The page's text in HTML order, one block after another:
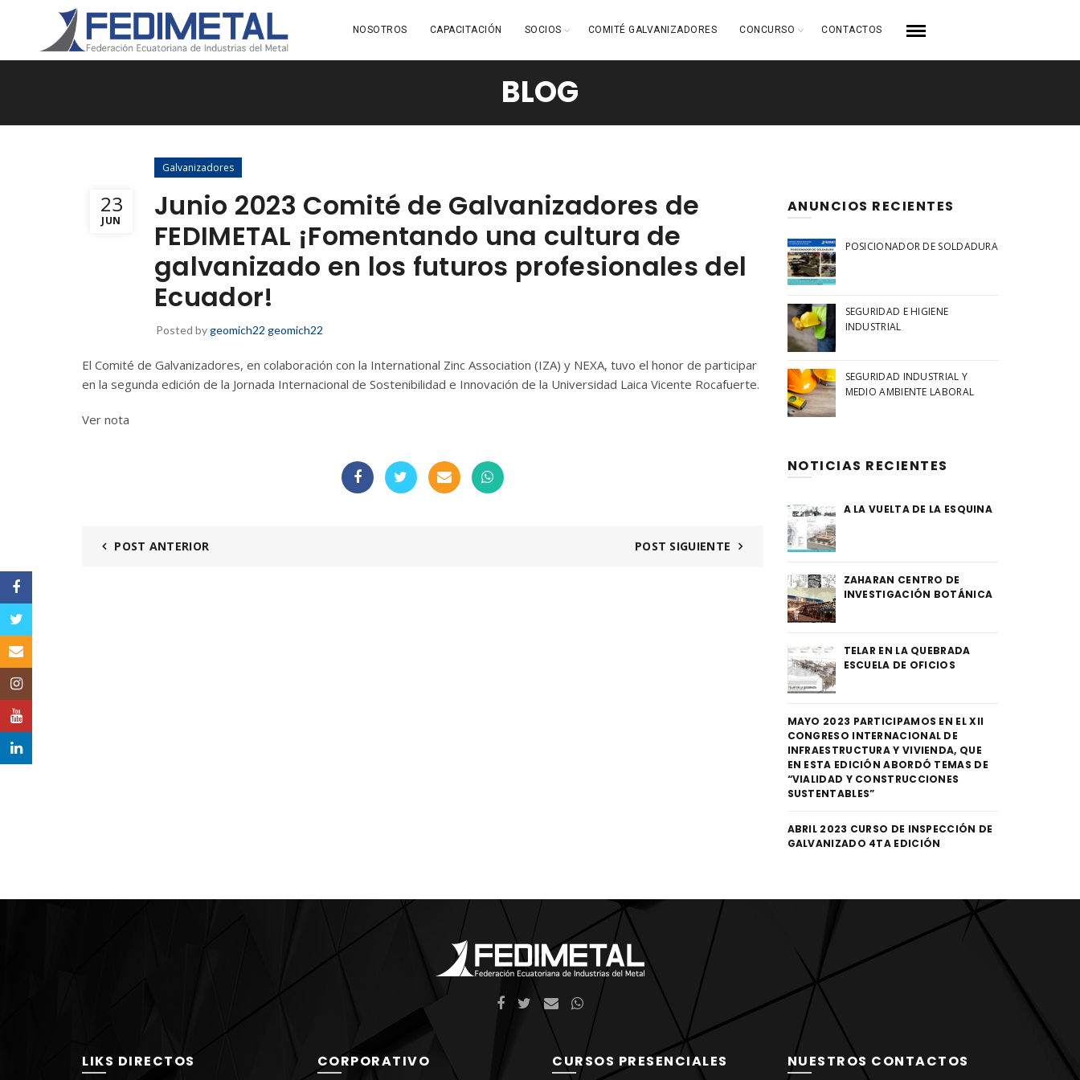
NOSOTROS CAPACITACIÓN SOCIOS COMITÉ GALVANIZADORES CONCURSO CONTACTOS
BLOG
23
JUN
Galvanizadores
Junio 2023 Comité de Galvanizadores de
FEDIMETAL ¡Fomentando una cultura de
galvanizado en los futuros profesionales del
Ecuador!
Posted bygeomich22 geomich22
El Comité de Galvanizadores, en colaboración con la International Zinc Association (IZA) y NEXA, tuvo el honor de participar
en la segunda edición de la Jornada Internacional de Sostenibilidad e Innovación de la Universidad Laica Vicente Rocafuerte.
Ver nota
POST ANTERIOR POST SIGUIENTE
ANUNCIOS RECIENTES
POSICIONADOR DE SOLDADURA
SEGURIDAD E HIGIENE
INDUSTRIAL
SEGURIDAD INDUSTRIAL Y
MEDIO AMBIENTE LABORAL
NOTICIAS RECIENTES
A LA VUELTA DE LA ESQUINA
ZAHARAN CENTRO DE
INVESTIGACIÓN BOTÁNICA
TELAR EN LA QUEBRADA
ESCUELA DE OFICIOS
MAYO 2023 PARTICIPAMOS EN EL XII
CONGRESO INTERNACIONAL DE
INFRAESTRUCTURA Y VIVIENDA, QUE
EN ESTA EDICIÓN ABORDÓ TEMAS DE
“VIALIDAD Y CONSTRUCCIONES
SUSTENTABLES”
ABRIL 2023 CURSO DE INSPECCIÓN DE
GALVANIZADO 4TA EDICIÓN
LIKS DIRECTOS CORPORATIVO CURSOS PRESENCIALES NUESTROS CONTACTOS